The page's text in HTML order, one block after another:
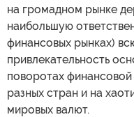
на громадном рынке
наибольшую
финансовых рынках)
привлекательность
поворотах
разных стран и на
мировых валют.